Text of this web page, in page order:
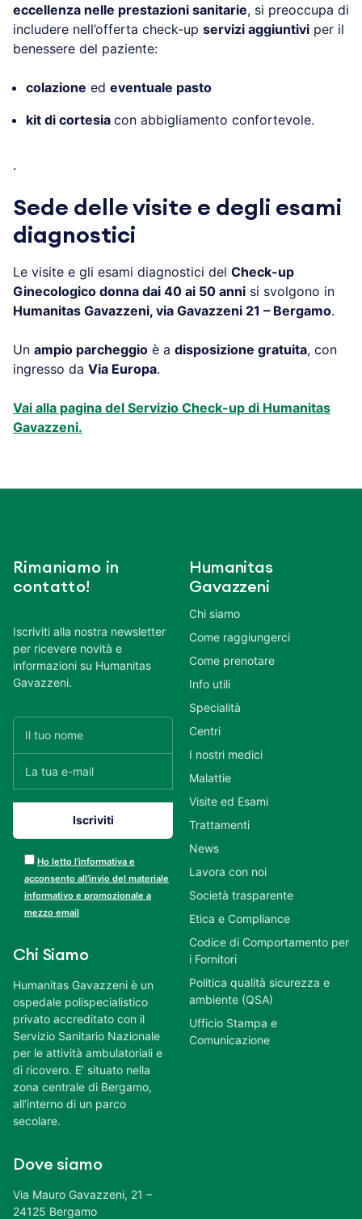
eccellenza nelle prestazioni sanitarie, si preoccupa di
includere nell’offerta check-up servizi aggiuntivi per il
benessere del paziente:
colazione ed eventuale pasto
kit di cortesia con abbigliamento confortevole.
.
Sede delle visite e degli esami
diagnostici
Le visite e gli esami diagnostici del Check-up
Ginecologico donna dai 40 ai 50 anni si svolgono in
Humanitas Gavazzeni, via Gavazzeni 21 – Bergamo.
Un ampio parcheggio è a disposizione gratuita, con
ingresso da Via Europa.
Vai alla pagina del Servizio Check-up di Humanitas
Gavazzeni.
Rimaniamo in
contatto!
Iscriviti alla nostra newsletter
per ricevere novità e
informazioni su Humanitas
Gavazzeni.
Ho letto l’informativa e
acconsento all’invio del materiale
informativo e promozionale a
mezzo email
Chi Siamo
Humanitas Gavazzeni è un
ospedale polispecialistico
privato accreditato con il
Servizio Sanitario Nazionale
per le attività ambulatoriali e
di ricovero. E’ situato nella
zona centrale di Bergamo,
all’interno di un parco
secolare.
Dove siamo
Via Mauro Gavazzeni, 21 –
24125 Bergamo
Humanitas
Gavazzeni
Chi siamo
Come raggiungerci
Come prenotare
Info utili
Specialità
Centri
I nostri medici
Malattie
Visite ed Esami
Trattamenti
News
Lavora con noi
Società trasparente
Etica e Compliance
Codice di Comportamento per
i Fornitori
Politica qualità sicurezza e
ambiente (QSA)
Ufficio Stampa e
Comunicazione